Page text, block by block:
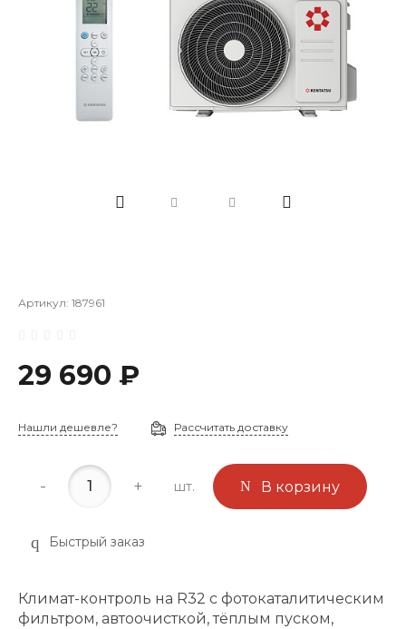
Артикул: 187961
29 690 ₽
Нашли дешевле? Рассчитать доставку
- + шт. В корзину
Быстрый заказ
Климат-контроль на R32 с фотокаталитическим
фильтром, автоочисткой, тёплым пуском,